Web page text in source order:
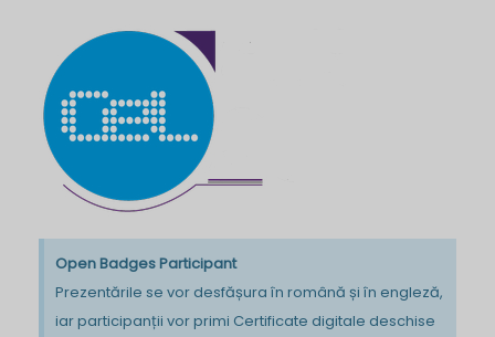
Open Badges Participant
Prezentările se vor desfășura în română și în engleză,
iar participanții vor primi Certificate digitale deschise